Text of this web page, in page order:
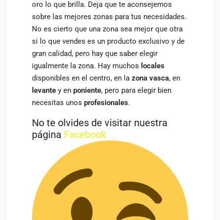
oro lo que brilla. Deja que te aconsejemos
sobre las mejores zonas para tus necesidades.
No es cierto que una zona sea mejor que otra
si lo que vendes es un producto exclusivo y de
gran calidad, pero hay que saber elegir
igualmente la zona. Hay muchos locales
disponibles en el centro, en la zona vasca, en
levante y en poniente, pero para elegir bien
necesitas unos profesionales.
No te olvides de visitar nuestra
página Facebook